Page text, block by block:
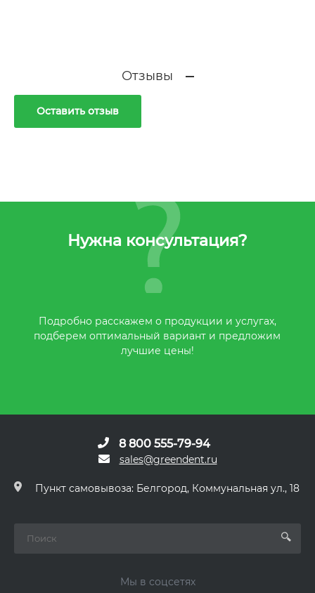
Отзывы
Оставить отзыв
Нужна консультация?
Подробно расскажем о продукции и услугах,
подберем оптимальный вариант и предложим
лучшие цены!
8 800 555-79-94
sales@greendent.ru
Пункт самовывоза: Белгород, Коммунальная ул., 18
Мы в соцсетях